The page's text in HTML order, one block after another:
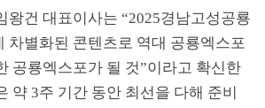
왕건 대표이사는 “2025경남고성공룡
차별화된 콘텐츠로 역대 공룡엑스포
공룡엑스포가 될 것”이라고 확신한
약 3주 기간 동안 최선을 다해 준비